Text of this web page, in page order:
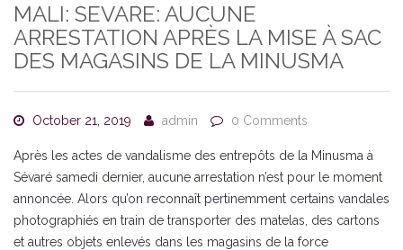
MALI: SEVARE: AUCUNE
ARRESTATION APRÈS LA MISE À SAC
DES MAGASINS DE LA MINUSMA
October 21, 2019 admin 0 Comments
Après les actes de vandalisme des entrepôts de la Minusma à
Sévaré samedi dernier, aucune arrestation n’est pour le moment
annoncée. Alors qu’on reconnaît pertinemment certains vandales
photographiés en train de transporter des matelas, des cartons
et autres objets enlevés dans les magasins de la force